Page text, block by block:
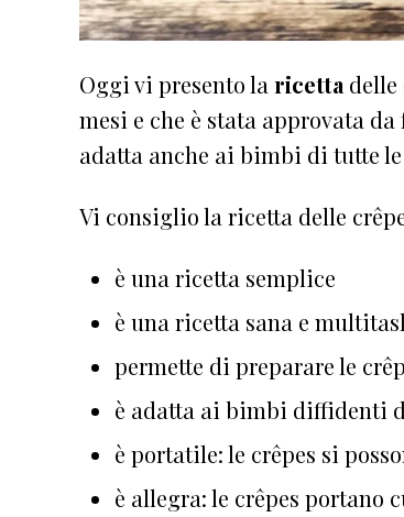
Oggi vi presento la ricetta delle
mesi e che è stata approvata
adatta anche ai bimbi di tutte le
Vi consiglio la ricetta delle
è una ricetta semplice
è una ricetta sana e
permette di preparare le
è adatta ai bimbi diffidenti
è portatile: le crêpes si
è allegra: le crêpes portano